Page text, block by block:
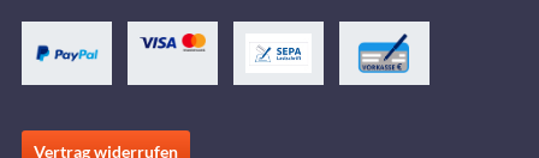
Vertrag widerrufen